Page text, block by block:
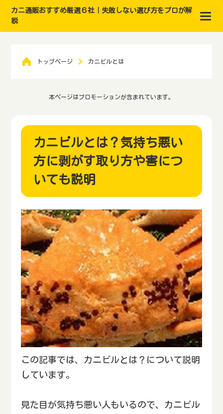
カニ通販おすすめ厳選６社｜失敗しない選び方をプロが解
説
トップページ カニビルとは
本ページはプロモーションが含まれています。
カニビルとは？気持ち悪い
方に剥がす取り方や害につ
いても説明
この記事では、カニビルとは？について説明
しています。
見た目が気持ち悪い人もいるので、カニビル